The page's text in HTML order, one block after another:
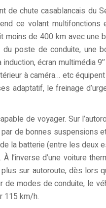
de chute casablancais du
ce volant
moins de 400 km avec
du poste de conduite, une
écran multimédia
à caméra… etc
adaptatif, le freinage
de voyager. Sur
de bonnes suspensions
la batterie (entre les deux
l’inverse d’une voiture
sur autoroute, dès lors
modes de conduite, le
115 km/h.